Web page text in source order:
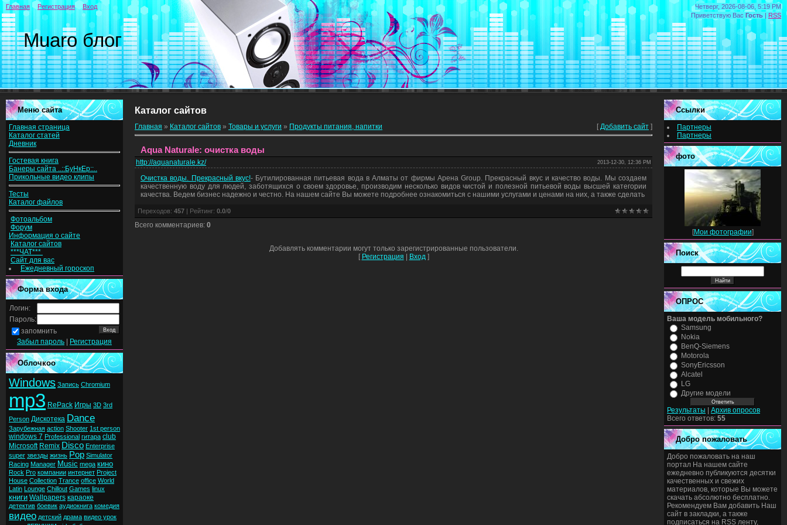
Четверг, 2026-08-06, 5:19 PM
Приветствую Вас Гость | RSS
Muaro блог
Главная Регистрация Вход
Меню сайта
Главная страница
Каталог статей
Дневник
Гостевая книга
Банеры сайта ..::БуНкЕр::..
Прикольные видео клипы
Тесты
Каталог файлов
Фотоальбом
Форум
Информация о сайте
Каталог сайтов
***ЧАТ***
Сайт для вас
Ежедневный гороскоп
Форма входа
Логин:
Пароль:
запомнить
Забыл пароль
Регистрация
Облочкоо
Windows Запись Chromium
mp3 RePack Игры 3D 3rd
Person Дискотека Dance
Зарубежная action Shooter 1st person
windows 7 Professional гитара club
Microsoft Remix Disco Enterprise
super звезды жизнь Pop Simulator
Racing Manager Music mega кино
Rock Pro компании интернет Project
House Collection Trance office World
Latin Lounge Chillout Games linux
книги Wallpapers караоке
детектив боевик аудиокнига комедия
видео детский драма видео урок
Каталог сайтов
Главная » Каталог сайтов » Товары и услуги » Продукты питания, напитки [ Добавить сайт ]
Aqua Naturale: очистка воды
http://aquanaturale.kz/ 2013-12-30, 12:36 PM
Очистка воды. Прекрасный вкус!- Бутилированная питьевая вода в Алматы от фирмы Арена Group. Прекрасный вкус и качество воды. Мы создаем
качественную воду для людей, заботящихся о своем здоровье, производим несколько видов чистой и полезной питьевой воды высшей категории
качества. Ведем бизнес надежно и честно. На нашем сайте Вы можете подробнее ознакомиться с нашими услугами и ценами на них, а также сделать
Переходов: 457 | Рейтинг: 0.0/0
Всего комментариев: 0
Добавлять комментарии могут только зарегистрированные пользователи.
[ Регистрация | Вход ]
Ссылки
Партнеры
Партнеры
фото
[Мои фотографии]
Поиск
ОПРОС
Ваша модель мобильного?
Samsung
Nokia
BenQ-Siemens
Motorola
SonyEricsson
Alcatel
LG
Другие модели
Результаты
Архив опросов
Всего ответов: 55
Добро пожаловать
Добро пожаловать на наш
портал На нашем сайте
ежедневно публикуются десятки
качественных и свежих
материалов, которые Вы можете
скачать абсолютно бесплатно.
Рекомендуем Вам добавить Наш
сайт в закладки, а также
подписаться на RSS ленту,